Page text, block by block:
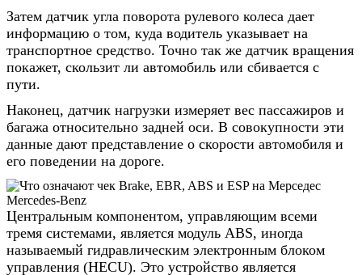
Затем датчик угла поворота рулевого колеса дает
информацию о том, куда водитель указывает на
транспортное средство. Точно так же датчик вращения
покажет, скользит ли автомобиль или сбивается с
пути.
Наконец, датчик нагрузки измеряет вес пассажиров и
багажа относительно задней оси. В совокупности эти
данные дают представление о скорости автомобиля и
его поведении на дороге.
Центральным компонентом, управляющим всеми
тремя системами, является модуль ABS, иногда
называемый гидравлическим электронным блоком
управления (HECU). Это устройство является